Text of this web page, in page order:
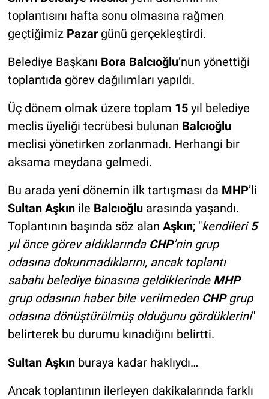
toplantısını hafta sonu olmasına rağmen
geçtiğimiz Pazargünü gerçekleştirdi.
Belediye Başkanı Bora Balcıoğlu’nun yönettiği
toplantıda görev dağılımları yapıldı.
Üç dönem olmak üzere toplam 15 yıl belediye
meclis üyeliği tecrübesi bulunan Balcıoğlu
meclisi yönetirken zorlanmadı. Herhangi bir
aksama meydana gelmedi.
Bu arada yeni dönemin ilk tartışması da MHP’li
Sultan Aşkın ile Balcıoğluarasında yaşandı.
Toplantının başında söz alan Aşkın; "kendileri 5
yıl önce görev aldıklarında CHP’nin grup
odasına dokunmadıklarını, ancak toplantı
sabahı belediye binasına geldiklerinde MHP
grup odasının haber bile verilmeden CHP grup
odasına dönüştürülmüş olduğunu gördüklerini"
belirterek bu durumu kınadığını belirtti.
Sultan Aşkınburaya kadar haklıydı…
Ancak toplantının ilerleyen dakikalarında farklı